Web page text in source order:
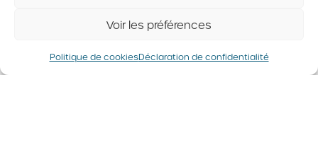
Voir les préférences
Politique de cookiesDéclaration de confidentialité